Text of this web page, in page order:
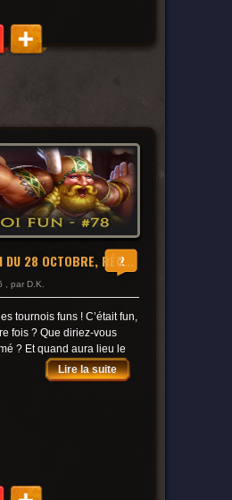
2
DU 28 OCTOBRE, RÉC...
, par D.K.
tournois funs ! C’était fun,
fois ? Que diriez-vous
? Et quand aura lieu le
Lire la suite